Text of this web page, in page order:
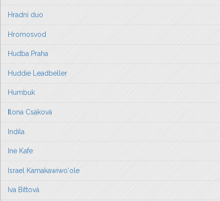
Hradní duo
Hromosvod
Hudba Praha
Huddie Leadbeller
Humbuk
lona Csáková
Indila
Ine Kafe
Israel Kamakawiwo'ole
Iva Bittová